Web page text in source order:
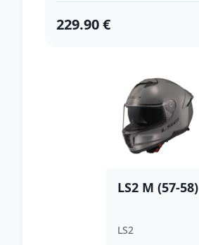
229.90 €
LS2 M (57-58)
LS2